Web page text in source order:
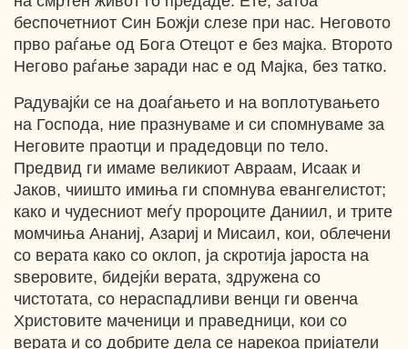
беспочетниот Син Божји слезе при нас. Неговото
прво раѓање од Бога Отецот е без мајка. Второто
Негово раѓање заради нас е од Мајка, без татко.
Радувајќи се на доаѓањето и на воплотувањето
на Господа, ние празнуваме и си спомнуваме за
Неговите праотци и прадедовци по тело.
Предвид ги имаме великиот Авраам, Исаак и
Јаков, чиишто имиња ги спомнува евангелистот;
како и чудесниот меѓу пророците Даниил, и трите
момчиња Ананиј, Азариј и Мисаил, кои, облечени
со верата како со оклоп, ја скротија јароста на
ѕверовите, бидејќи верата, здружена со
чистотата, со нераспадливи венци ги овенча
Христовите маченици и праведници, кои со
верата и со добрите дела се нарекоа пријатели